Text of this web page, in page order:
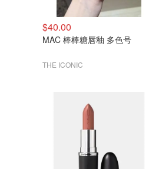
$40.00
MAC 棒棒糖唇釉 多色号
THE ICONIC